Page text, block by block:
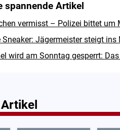
spannende Artikel
vermisst – Polizei bittet um
Sneaker: Jägermeister steigt
wird am Sonntag gesperrt: